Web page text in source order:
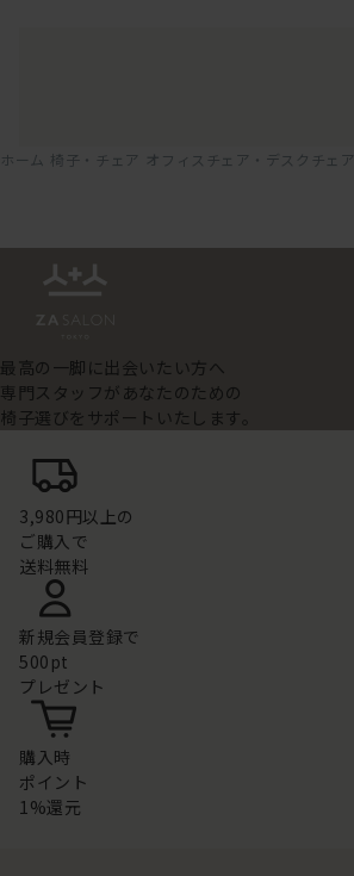
ホーム 椅子・チェア オフィスチェア・デスクチェア
最高の一脚に出会いたい方へ
専門スタッフがあなたのための
椅子選びをサポートいたします。
3,980円以上の
ご購入で
送料無料
新規会員登録で
500pt
プレゼント
購入時
ポイント
1%還元